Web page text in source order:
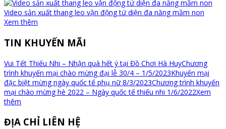
Video sản xuất thang leo vận động tứ diện đa năng mầm non
Xem thêm
TIN KHUYẾN MÃI
Vui Tết Thiếu Nhi – Nhận quà hết ý tại Đồ Chơi Hà HuyChương
trình khuyến mại chào mừng đại lễ 30/4 – 1/5/2023Khuyến mại
đặc biệt mừng ngày quốc tế phụ nữ 8/3/2023Chương trình khuyến
mại chào mừng hè 2022 – Ngày quốc tế thiếu nhi 1/6/2022Xem
thêm
ĐỊA CHỈ LIÊN HỆ